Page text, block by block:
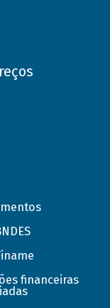
financeiras